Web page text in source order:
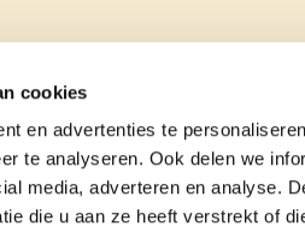
cookies
en advertenties te
te analyseren. Ook delen we
media, adverteren en analyse.
die u aan ze heeft verstrekt of